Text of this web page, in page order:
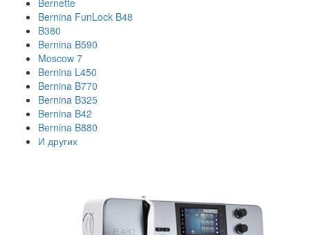
Bernette
Bernina FunLock B48
B380
Bernina B590
Moscow 7
Bernina L450
Bernina B770
Bernina B325
Bernina B42
Bernina B880
И других